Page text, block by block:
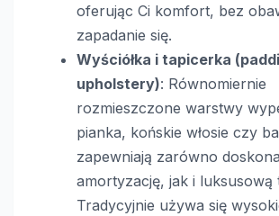
oferując Ci komfort, bez
zapadanie się.
Wyściółka i tapicerka
upholstery): Równomiernie
rozmieszczone warstwy
pianka, końskie włosie czy
zapewniają zarówno
amortyzację, jak i luksusową
Tradycyjnie używa się